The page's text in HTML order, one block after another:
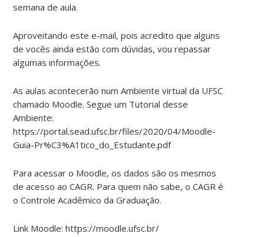
semana de aula.
Aproveitando este e-mail, pois acredito que alguns
de vocês ainda estão com dúvidas, vou repassar
algumas informações.
As aulas acontecerão num Ambiente virtual da UFSC
chamado Moodle. Segue um Tutorial desse
Ambiente:
https://portal.sead.ufsc.br/files/2020/04/Moodle-
Guia-Pr%C3%A1tico_do_Estudante.pdf
Para acessar o Moodle, os dados são os mesmos
de acesso ao CAGR. Para quem não sabe, o CAGR é
o Controle Acadêmico da Graduação.
Link Moodle: https://moodle.ufsc.br/